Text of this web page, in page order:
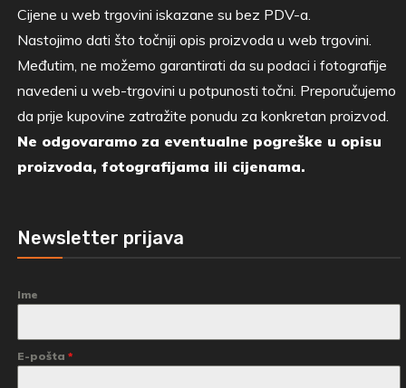
Cijene u web trgovini iskazane su bez PDV-a.
Nastojimo dati što točniji opis proizvoda u web trgovini.
Međutim, ne možemo garantirati da su podaci i fotografije
navedeni u web-trgovini u potpunosti točni. Preporučujemo
da prije kupovine zatražite ponudu za konkretan proizvod.
Ne odgovaramo za eventualne pogreške u opisu
proizvoda, fotografijama ili cijenama.
Newsletter prijava
Ime
E-pošta *